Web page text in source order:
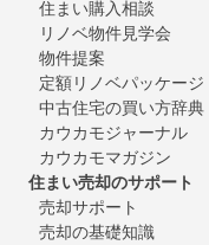
住まい購入相談
リノベ物件見学会
物件提案
定額リノベパッケージ
中古住宅の買い方辞典
カウカモジャーナル
カウカモマガジン
住まい売却のサポート
売却サポート
売却の基礎知識